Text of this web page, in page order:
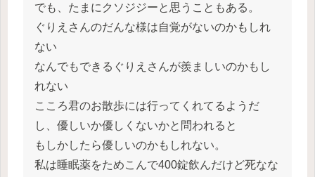
でも、たまにクソジジーと思うこともある。
ぐりえさんのだんな様は自覚がないのかもしれ
ない
なんでもできるぐりえさんが羨ましいのかもし
れない
こころ君のお散歩には行ってくれてるようだ
し、優しいか優しくないかと問われると
もしかしたら優しいのかもしれない。
私は睡眠薬をためこんで400錠飲んだけど死なな